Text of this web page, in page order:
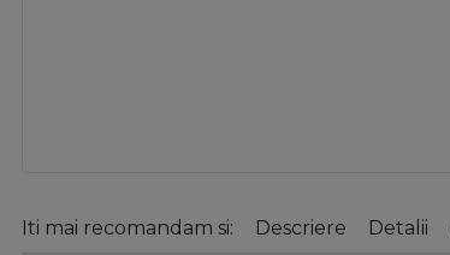
Iti mai recomandam si: Descriere Detalii